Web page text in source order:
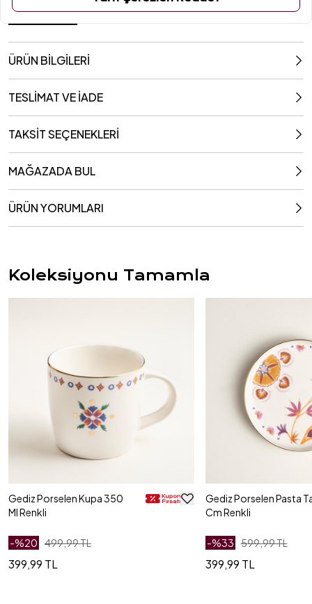
2x23x0.3 Cm
ÜRÜN BİLGİLERİ
TESLİMAT VE İADE
TAKSİT SEÇENEKLERİ
MAĞAZADA BUL
ÜRÜN YORUMLARI
Koleksiyonu Tamamla
Gediz Porselen Kupa 350
Ml Renkli
-%20 499,99 TL
399,99 TL
Gediz Porselen Pasta
Cm Renkli
-%33 599,99 TL
399,99 TL